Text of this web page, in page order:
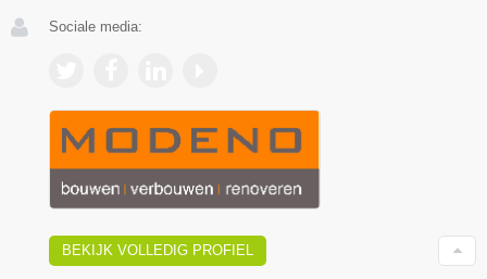
Sociale media:
BEKIJK VOLLEDIG PROFIEL